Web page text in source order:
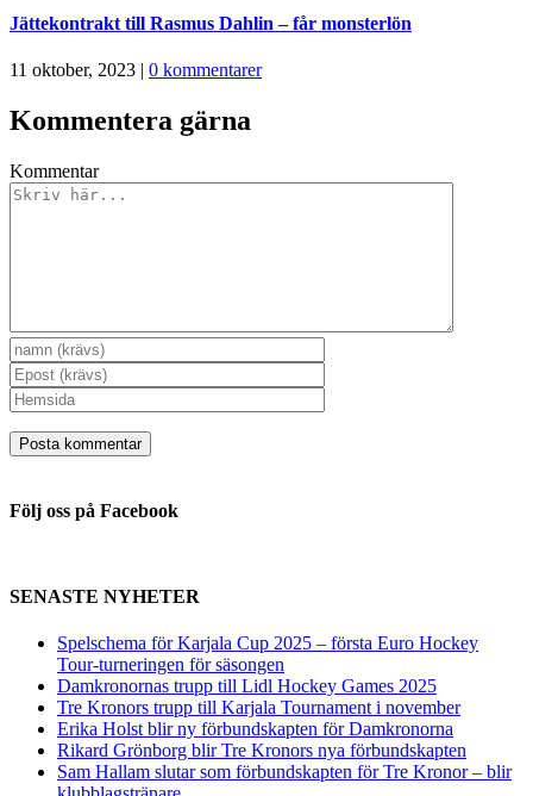
Jättekontrakt till Rasmus Dahlin – får monsterlön
11 oktober, 2023 | 0 kommentarer
Kommentera gärna
Kommentar
Följ oss på Facebook
SENASTE NYHETER
Spelschema för Karjala Cup 2025 – första Euro Hockey
Tour-turneringen för säsongen
Damkronornas trupp till Lidl Hockey Games 2025
Tre Kronors trupp till Karjala Tournament i november
Erika Holst blir ny förbundskapten för Damkronorna
Rikard Grönborg blir Tre Kronors nya förbundskapten
Sam Hallam slutar som förbundskapten för Tre Kronor – blir